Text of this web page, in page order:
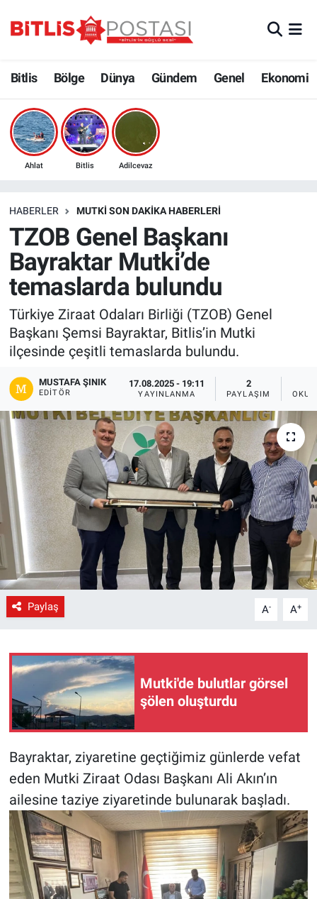
Bitlis Bölge Dünya Gündem Genel Ekonomi
Ahlat Bitlis Adilcevaz
HABERLER MUTKI SON DAKIKA HABERLERI
TZOB Genel Başkanı
Bayraktar Mutki’de
temaslarda bulundu
Türkiye Ziraat Odaları Birliği (TZOB) Genel
Başkanı Şemsi Bayraktar, Bitlis’in Mutki
ilçesinde çeşitli temaslarda bulundu.
MUSTAFA ŞINIK
EDITÖR
17.08.2025 - 19:11
YAYINLANMA
2
PAYLAŞIM
Paylaş A- A+
Mutki'de bulutlar görsel
şölen oluşturdu
Bayraktar, ziyaretine geçtiğimiz günlerde vefat
eden Mutki Ziraat Odası Başkanı Ali Akın’ın
ailesine taziye ziyaretinde bulunarak başladı.
Bölge
Çevre
Eğitim
Ekonomi
Genel
Gündem
Kültür-Sanat
Magazin
Politika
Resmi İlanlar
Sağlık
Siyaset
Spor
Bitlis Trafik Yoğunluk Haritası
Süper Lig Puan Durumu ve Fikstür
Son Dakika Haberleri
Haber Arşivi